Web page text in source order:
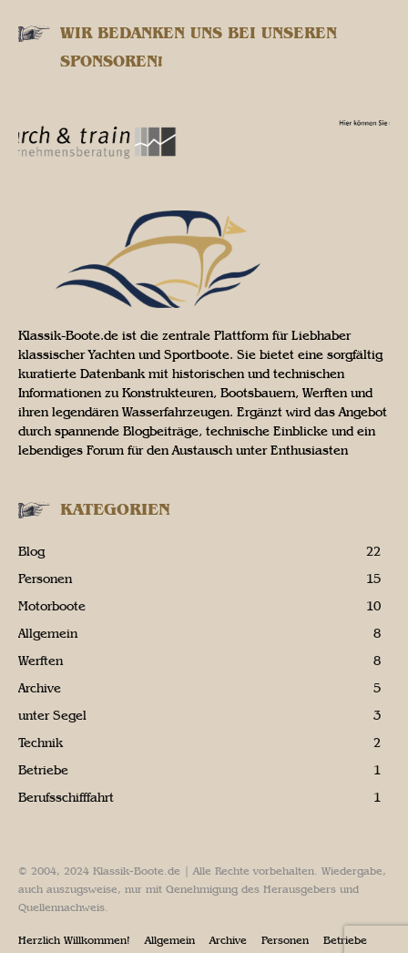
WIR BEDANKEN UNS BEI UNSEREN
SPONSOREN!
Klassik-Boote.de ist die zentrale Plattform für Liebhaber
klassischer Yachten und Sportboote. Sie bietet eine sorgfältig
kuratierte Datenbank mit historischen und technischen
Informationen zu Konstrukteuren, Bootsbauern, Werften und
ihren legendären Wasserfahrzeugen. Ergänzt wird das Angebot
durch spannende Blogbeiträge, technische Einblicke und ein
lebendiges Forum für den Austausch unter Enthusiasten
KATEGORIEN
Blog
22
Personen
15
Motorboote
10
Allgemein
8
Werften
8
Archive
5
unter Segel
3
Technik
2
Betriebe
1
Berufsschifffahrt
1
© 2004, 2024 Klassik-Boote.de | Alle Rechte vorbehalten. Wiedergabe,
auch auszugsweise, nur mit Genehmigung des Herausgebers und
Quellennachweis.
Herzlich Willkommen! Allgemein Archive Personen
Betriebe